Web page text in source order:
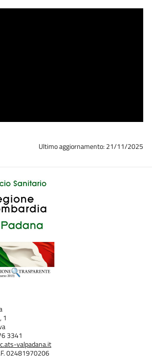
Ultimo aggiornamento: 21/11/2025
1
3341
valpadana.it
02481970206